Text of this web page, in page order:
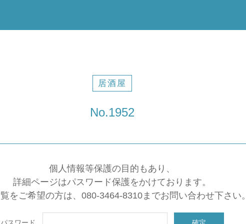
居酒屋
No.1952
個人情報等保護の目的もあり、
詳細ページはパスワード保護をかけております。
をご希望の方は、080-3464-8310までお問い合わせ下さい。